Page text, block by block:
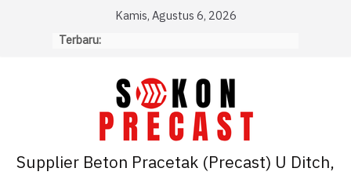
Kamis, Agustus 6, 2026
Terbaru:
Supplier Beton Pracetak (Precast) U Ditch,